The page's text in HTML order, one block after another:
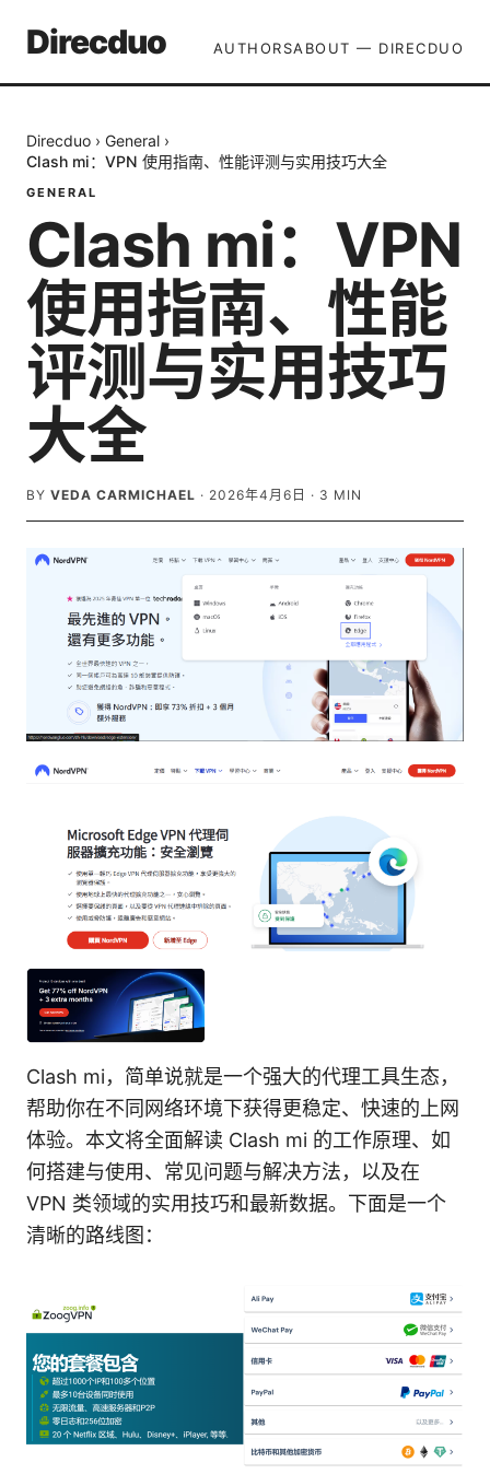
Direcduo AUTHORSABOUT — DIRECDUO
Direcduo › General ›
Clash mi：VPN 使用指南、性能评测与实用技巧大全
GENERAL
Clash mi：VPN
使用指南、性能
评测与实用技巧
大全
BY VEDA CARMICHAEL · 2026年4月6日 · 3 MIN
Clash mi，简单说就是一个强大的代理工具生态，
帮助你在不同网络环境下获得更稳定、快速的上网
体验。本文将全面解读 Clash mi 的工作原理、如
何搭建与使用、常见问题与解决方法，以及在
VPN 类领域的实用技巧和最新数据。下面是一个
清晰的路线图：